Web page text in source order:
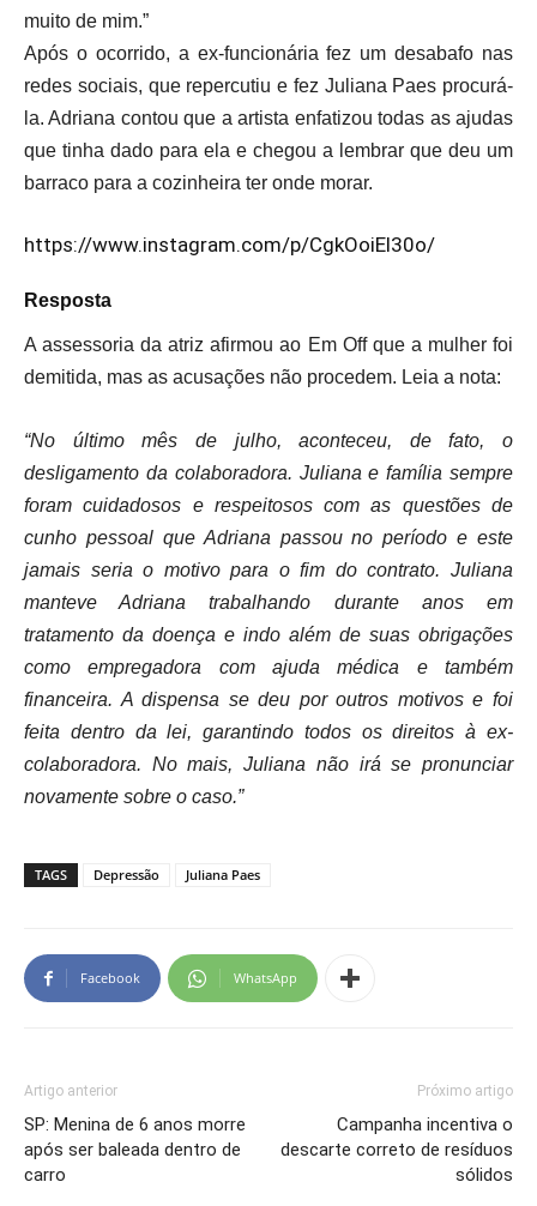
muito de mim.”
Após o ocorrido, a ex-funcionária fez um desabafo nas
redes sociais, que repercutiu e fez Juliana Paes procurá-
la. Adriana contou que a artista enfatizou todas as ajudas
que tinha dado para ela e chegou a lembrar que deu um
barraco para a cozinheira ter onde morar.
https://www.instagram.com/p/CgkOoiEl30o/
Resposta
A assessoria da atriz afirmou ao Em Off que a mulher foi
demitida, mas as acusações não procedem. Leia a nota:
“No último mês de julho, aconteceu, de fato, o
desligamento da colaboradora. Juliana e família sempre
foram cuidadosos e respeitosos com as questões de
cunho pessoal que Adriana passou no período e este
jamais seria o motivo para o fim do contrato. Juliana
manteve Adriana trabalhando durante anos em
tratamento da doença e indo além de suas obrigações
como empregadora com ajuda médica e também
financeira. A dispensa se deu por outros motivos e foi
feita dentro da lei, garantindo todos os direitos à ex-
colaboradora. No mais, Juliana não irá se pronunciar
novamente sobre o caso.”
TAGS Depressão Juliana Paes
Facebook WhatsApp
Artigo anterior
SP: Menina de 6 anos morre
após ser baleada dentro de
carro
Próximo artigo
Campanha incentiva o
descarte correto de resíduos
sólidos